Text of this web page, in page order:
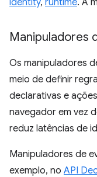
identity, runtime. A
Manipuladores
Os manipuladores
meio de definir
declarativas e
navegador em vez
reduz latências de
Manipuladores de
exemplo, no API